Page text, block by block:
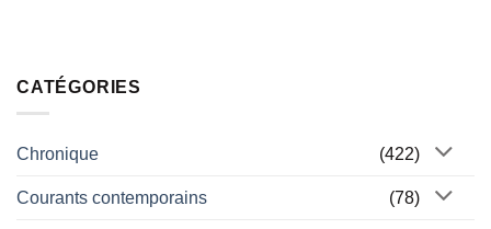
CATÉGORIES
Chronique (422)
Courants contemporains (78)